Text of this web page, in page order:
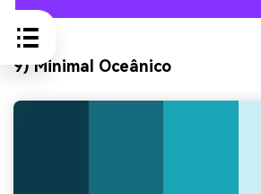
9) Minimal Oceânico